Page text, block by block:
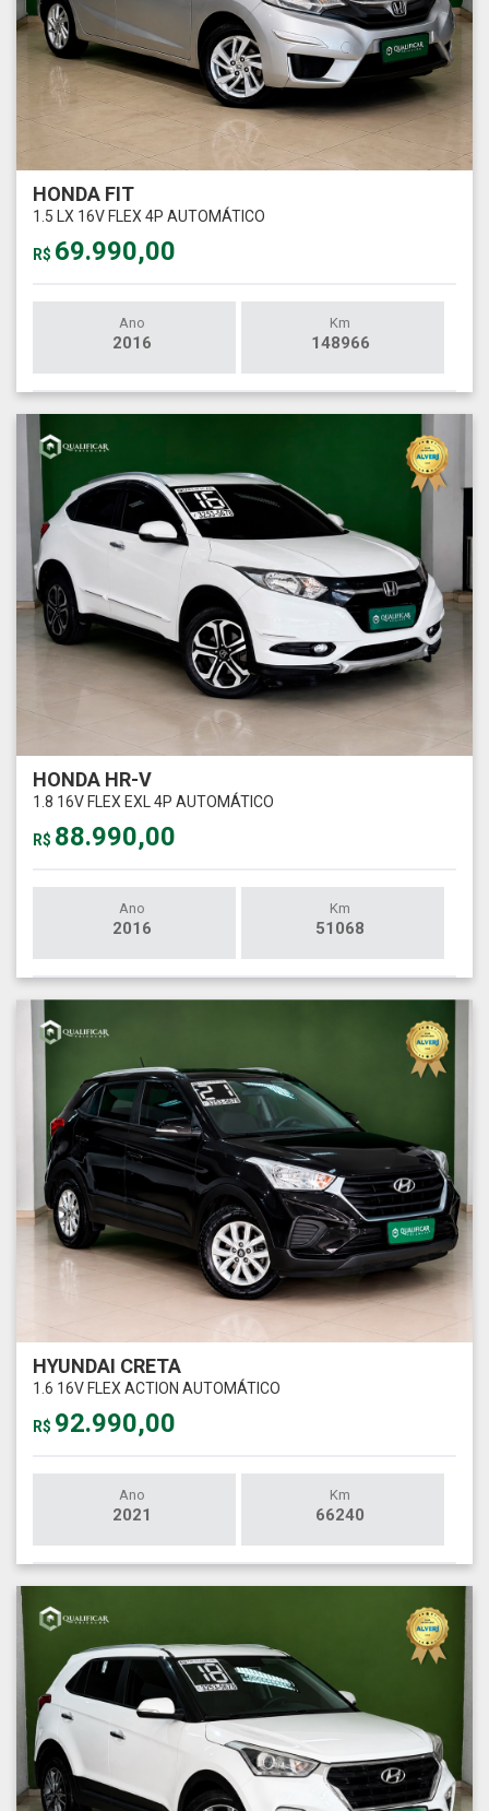
HONDA FIT
1.5 LX 16V FLEX 4P AUTOMÁTICO
R$ 69.990,00
Ano
2016
Km
148966
HONDA HR-V
1.8 16V FLEX EXL 4P AUTOMÁTICO
R$ 88.990,00
Ano
2016
Km
51068
HYUNDAI CRETA
1.6 16V FLEX ACTION AUTOMÁTICO
R$ 92.990,00
Ano
2021
Km
66240